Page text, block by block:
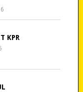
KPR